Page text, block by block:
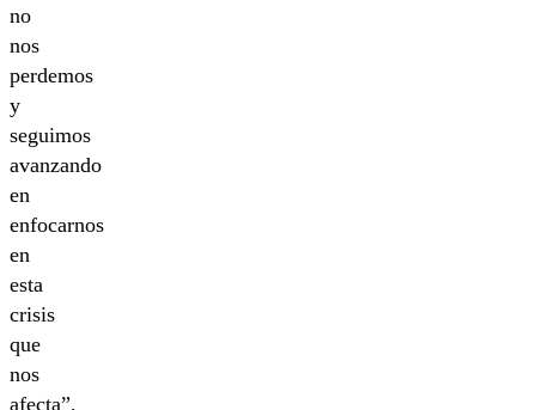
no
nos
perdemos
y
seguimos
avanzando
en
enfocarnos
en
esta
crisis
que
nos
afecta”,